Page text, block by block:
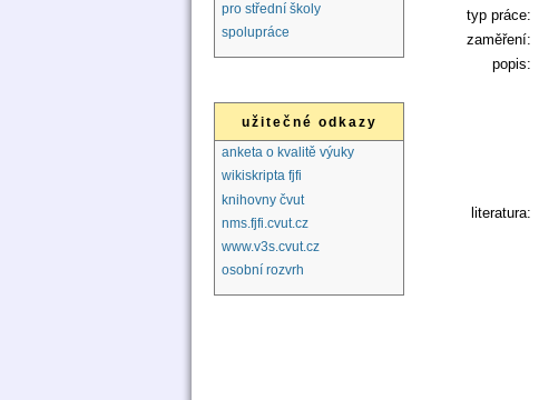
typ práce:
zaměření:
popis:
literatura:
pro střední školy
spolupráce
užitečné odkazy
anketa o kvalitě výuky
wikiskripta fjfi
knihovny čvut
nms.fjfi.cvut.cz
www.v3s.cvut.cz
osobní rozvrh